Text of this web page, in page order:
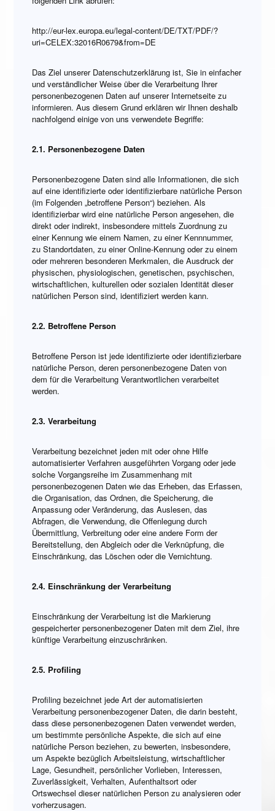
http://eur-lex.europa.eu/legal-content/DE/TXT/PDF/?
uri=CELEX:32016R0679&from=DE
Das Ziel unserer Datenschutzerklärung ist, Sie in einfacher
und verständlicher Weise über die Verarbeitung Ihrer
personenbezogenen Daten auf unserer Internetseite zu
informieren. Aus diesem Grund erklären wir Ihnen deshalb
nachfolgend einige von uns verwendete Begriffe:
2.1. Personenbezogene Daten
Personenbezogene Daten sind alle Informationen, die sich
auf eine identifizierte oder identifizierbare natürliche Person
(im Folgenden „betroffene Person“) beziehen. Als
identifizierbar wird eine natürliche Person angesehen, die
direkt oder indirekt, insbesondere mittels Zuordnung zu
einer Kennung wie einem Namen, zu einer Kennnummer,
zu Standortdaten, zu einer Online-Kennung oder zu einem
oder mehreren besonderen Merkmalen, die Ausdruck der
physischen, physiologischen, genetischen, psychischen,
wirtschaftlichen, kulturellen oder sozialen Identität dieser
natürlichen Person sind, identifiziert werden kann.
2.2. Betroffene Person
Betroffene Person ist jede identifizierte oder identifizierbare
natürliche Person, deren personenbezogene Daten von
dem für die Verarbeitung Verantwortlichen verarbeitet
werden.
2.3. Verarbeitung
Verarbeitung bezeichnet jeden mit oder ohne Hilfe
automatisierter Verfahren ausgeführten Vorgang oder jede
solche Vorgangsreihe im Zusammenhang mit
personenbezogenen Daten wie das Erheben, das Erfassen,
die Organisation, das Ordnen, die Speicherung, die
Anpassung oder Veränderung, das Auslesen, das
Abfragen, die Verwendung, die Offenlegung durch
Übermittlung, Verbreitung oder eine andere Form der
Bereitstellung, den Abgleich oder die Verknüpfung, die
Einschränkung, das Löschen oder die Vernichtung.
2.4. Einschränkung der Verarbeitung
Einschränkung der Verarbeitung ist die Markierung
gespeicherter personenbezogener Daten mit dem Ziel, ihre
künftige Verarbeitung einzuschränken.
2.5. Profiling
Profiling bezeichnet jede Art der automatisierten
Verarbeitung personenbezogener Daten, die darin besteht,
dass diese personenbezogenen Daten verwendet werden,
um bestimmte persönliche Aspekte, die sich auf eine
natürliche Person beziehen, zu bewerten, insbesondere,
um Aspekte bezüglich Arbeitsleistung, wirtschaftlicher
Lage, Gesundheit, persönlicher Vorlieben, Interessen,
Zuverlässigkeit, Verhalten, Aufenthaltsort oder
Ortswechsel dieser natürlichen Person zu analysieren oder
vorherzusagen.